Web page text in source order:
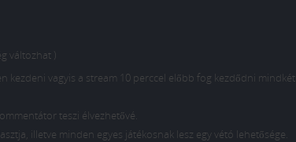
változhat )
kezdeni vagyis a stream 10 perccel előbb fog kezdődni mindkét
teszi élvezhetővé.
illetve minden egyes játékosnak lesz egy vétó lehetősége.